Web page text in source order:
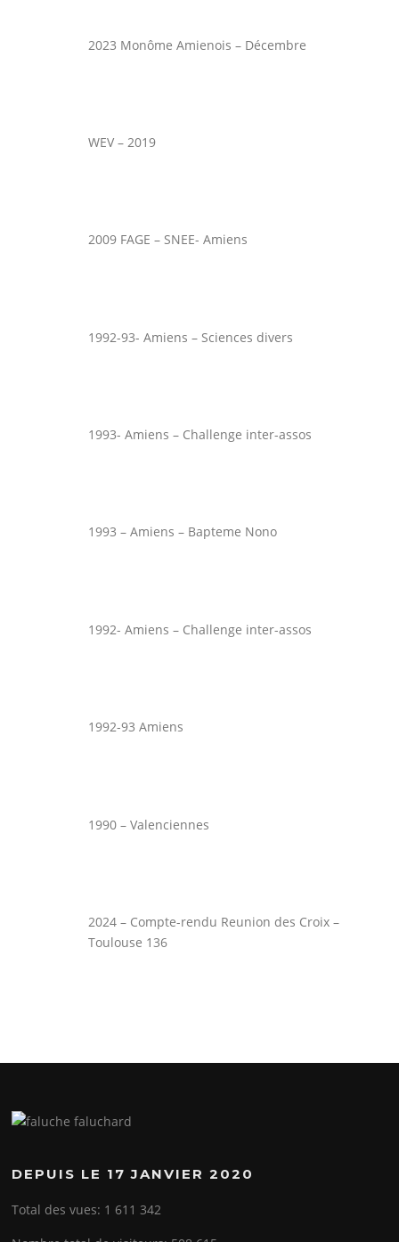
2023 Monôme Amienois – Décembre
WEV – 2019
2009 FAGE – SNEE- Amiens
1992-93- Amiens – Sciences divers
1993- Amiens – Challenge inter-assos
1993 – Amiens – Bapteme Nono
1992- Amiens – Challenge inter-assos
1992-93 Amiens
1990 – Valenciennes
2024 – Compte-rendu Reunion des Croix –
Toulouse 136
DEPUIS LE 17 JANVIER 2020
Total des vues: 1 611 342